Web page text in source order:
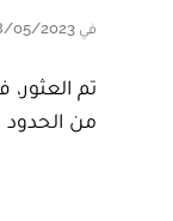
في 18/05/2023 على الساعة 07:30, تحديث بتاريخ 18/05/2023 على الساعة 07:30
تم
من الحدود